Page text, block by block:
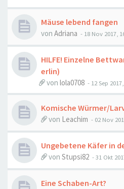
Mäuse lebend fangen
von Adriana - 18 Nov 2017,
HILFE! Einzelne
erlin)
von lola0708 - 12 Sep
Komische Würmer/
von Leachim - 02 Nov
Ungebetene Käfer in
von Stupsi82 -31 Okt
Eine Schaben-Art?